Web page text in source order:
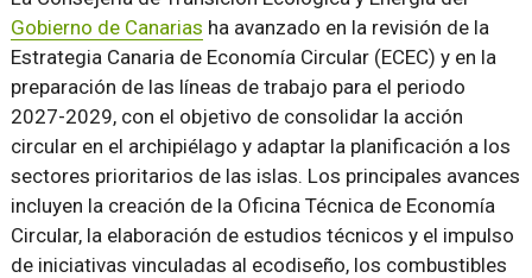
Gobierno de Canarias ha avanzado en la revisión de la
Estrategia Canaria de Economía Circular (ECEC) y en la
preparación de las líneas de trabajo para el periodo
2027-2029, con el objetivo de consolidar la acción
circular en el archipiélago y adaptar la planificación a los
sectores prioritarios de las islas. Los principales avances
incluyen la creación de la Oficina Técnica de Economía
Circular, la elaboración de estudios técnicos y el impulso
de iniciativas vinculadas al ecodiseño, los combustibles